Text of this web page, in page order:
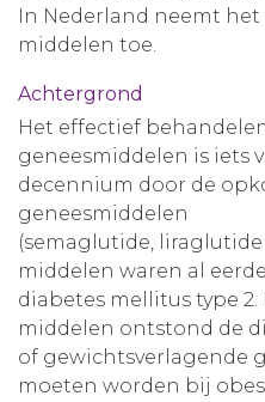
In Nederland neemt
middelen toe.
Achtergrond
Het effectief
geneesmiddelen is iets
decennium door de
geneesmiddelen
(semaglutide,
middelen waren al
diabetes mellitus type
middelen ontstond de
of gewichtsverlagende
moeten worden bij